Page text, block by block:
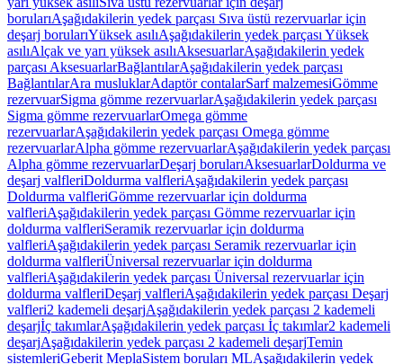
borularıAşağıdakilerin yedek parçası Sıva üstü rezervuarlar için
deşarj borularıYüksek asılıAşağıdakilerin yedek parçası Yüksek
asılıAlçak ve yarı yüksek asılıAksesuarlarAşağıdakilerin yedek
parçası AksesuarlarBağlantılarAşağıdakilerin yedek parçası
BağlantılarAra musluklarAdaptör contalarSarf malzemesiGömme
rezervuarSigma gömme rezervuarlarAşağıdakilerin yedek parçası
Sigma gömme rezervuarlarOmega gömme
rezervuarlarAşağıdakilerin yedek parçası Omega gömme
rezervuarlarAlpha gömme rezervuarlarAşağıdakilerin yedek parçası
Alpha gömme rezervuarlarDeşarj borularıAksesuarlarDoldurma ve
deşarj valfleriDoldurma valfleriAşağıdakilerin yedek parçası
Doldurma valfleriGömme rezervuarlar için doldurma
valfleriAşağıdakilerin yedek parçası Gömme rezervuarlar için
doldurma valfleriSeramik rezervuarlar için doldurma
valfleriAşağıdakilerin yedek parçası Seramik rezervuarlar için
doldurma valfleriÜniversal rezervuarlar için doldurma
valfleriAşağıdakilerin yedek parçası Üniversal rezervuarlar için
doldurma valfleriDeşarj valfleriAşağıdakilerin yedek parçası Deşarj
valfleri2 kademeli deşarjAşağıdakilerin yedek parçası 2 kademeli
deşarjİç takımlarAşağıdakilerin yedek parçası İç takımlar2 kademeli
deşarjAşağıdakilerin yedek parçası 2 kademeli deşarjTemin
sistemleriGeberit MeplaSistem boruları MLAşağıdakilerin yedek